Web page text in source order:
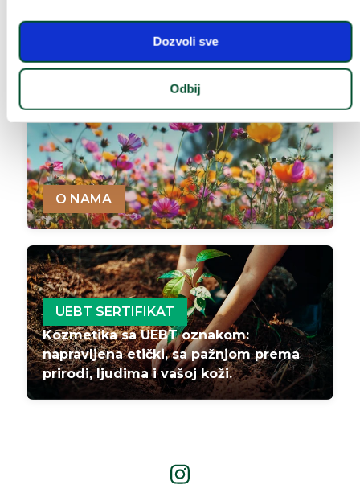
Dozvoli sve
Odbij
O NAMA
UEBT SERTIFIKAT
Kozmetika sa UEBT oznakom:
napravljena etički, sa pažnjom prema
prirodi, ljudima i vašoj koži.